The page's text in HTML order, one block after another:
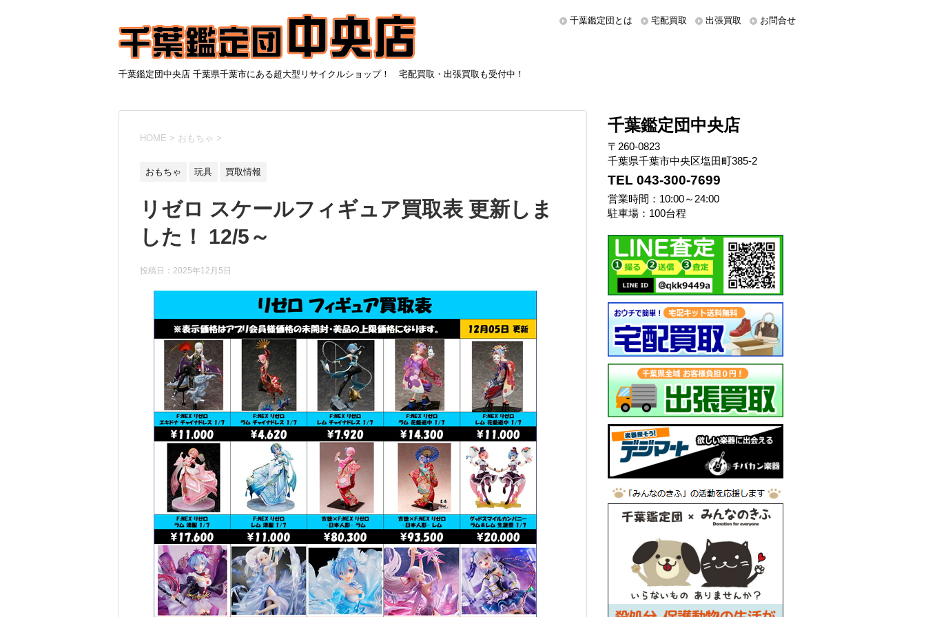
千葉鑑定団中央店 千葉県千葉市にある超大型リサイクルショップ！ 宅配買取・出張買取も受付中！
千葉鑑定団とは 宅配買取 出張買取 お問合せ
HOME > おもちゃ >
おもちゃ 玩具 買取情報
リゼロ スケールフィギュア買取表 更新しま
した！ 12/5～
投稿日：2025年12月5日
千葉鑑定団中央店
〒260-0823
千葉県千葉市中央区塩田町385-2
TEL 043-300-7699
営業時間：10:00～24:00
駐車場：100台程